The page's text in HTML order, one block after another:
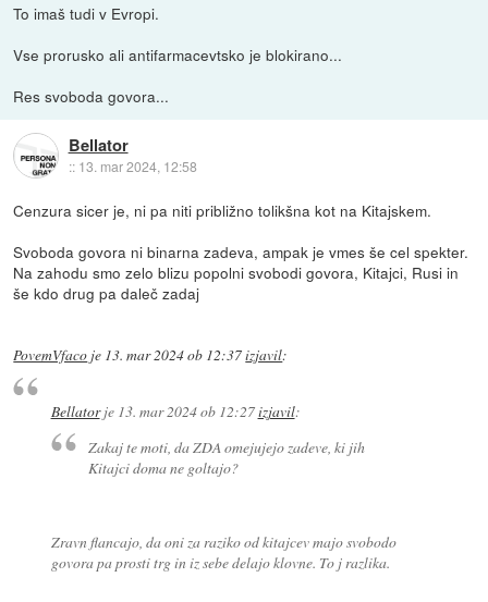
To imaš tudi v Evropi.
Vse prorusko ali antifarmacevtsko je blokirano...
Res svoboda govora...
Bellator
:: 13. mar 2024, 12:58
Cenzura sicer je, ni pa niti približno tolikšna kot na Kitajskem.
Svoboda govora ni binarna zadeva, ampak je vmes še cel spekter.
Na zahodu smo zelo blizu popolni svobodi govora, Kitajci, Rusi in
še kdo drug pa daleč zadaj
PovemVfaco je 13. mar 2024 ob 12:37izjavil:
Bellatorje 13. mar 2024 ob 12:27izjavil:
Zakaj te moti, da ZDA omejujejo zadeve, ki jih
Kitajci doma ne goltajo?
Zravn flancajo, da oni za raziko od kitajcev majo svobodo
govora pa prosti trg in iz sebe delajo klovne. To j razlika.